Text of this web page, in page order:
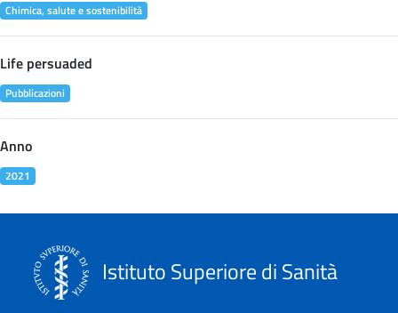
Chimica, salute e sostenibilità
Life persuaded
Pubblicazioni
Anno
2021
Istituto Superiore di Sanità